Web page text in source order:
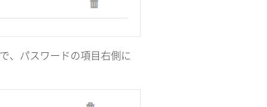
、パスワードの項目右側に